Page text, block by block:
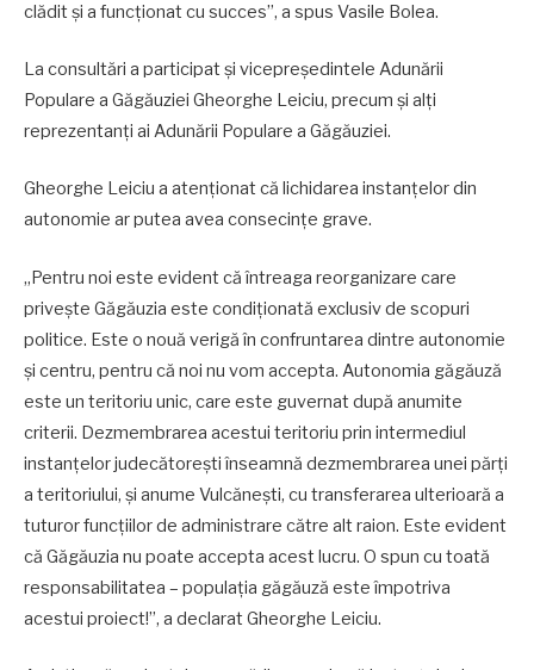
clădit și a funcționat cu succes”, a spus Vasile Bolea.
La consultări a participat și vicepreședintele Adunării
Populare a Găgăuziei Gheorghe Leiciu, precum și alți
reprezentanți ai Adunării Populare a Găgăuziei.
Gheorghe Leiciu a atenționat că lichidarea instanțelor din
autonomie ar putea avea consecințe grave.
„Pentru noi este evident că întreaga reorganizare care
privește Găgăuzia este condiționată exclusiv de scopuri
politice. Este o nouă verigă în confruntarea dintre autonomie
și centru, pentru că noi nu vom accepta. Autonomia găgăuză
este un teritoriu unic, care este guvernat după anumite
criterii. Dezmembrarea acestui teritoriu prin intermediul
instanțelor judecătorești înseamnă dezmembrarea unei părți
a teritoriului, și anume Vulcănești, cu transferarea ulterioară a
tuturor funcțiilor de administrare către alt raion. Este evident
că Găgăuzia nu poate accepta acest lucru. O spun cu toată
responsabilitatea – populația găgăuză este împotriva
acestui proiect!”, a declarat Gheorghe Leiciu.